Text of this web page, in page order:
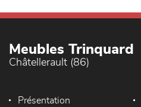
Meubles Trinquard
Châtellerault (86)
Présentation